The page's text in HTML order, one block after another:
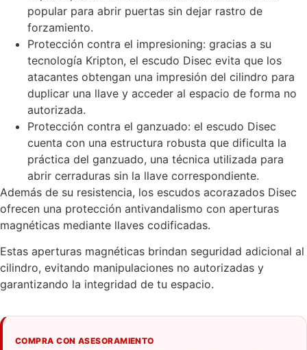
popular para abrir puertas sin dejar rastro de
forzamiento.
Protección contra el impresioning: gracias a su
tecnología Kripton, el escudo Disec evita que los
atacantes obtengan una impresión del cilindro para
duplicar una llave y acceder al espacio de forma no
autorizada.
Protección contra el ganzuado: el escudo Disec
cuenta con una estructura robusta que dificulta la
práctica del ganzuado, una técnica utilizada para
abrir cerraduras sin la llave correspondiente.
Además de su resistencia, los escudos acorazados Disec
ofrecen una protección antivandalismo con aperturas
magnéticas mediante llaves codificadas.
Estas aperturas magnéticas brindan seguridad adicional al
cilindro, evitando manipulaciones no autorizadas y
garantizando la integridad de tu espacio.
COMPRA CON ASESORAMIENTO